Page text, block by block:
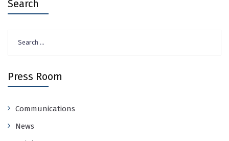
Search
for:
Press Room
Communications
News